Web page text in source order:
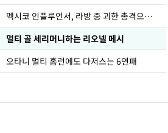
멕시코 인플루언서, 라방 중 괴한 총격으로 사망
멀티 골 세리머니하는 리오넬 메시
오타니 멀티 홈런에도 다저스는 6연패